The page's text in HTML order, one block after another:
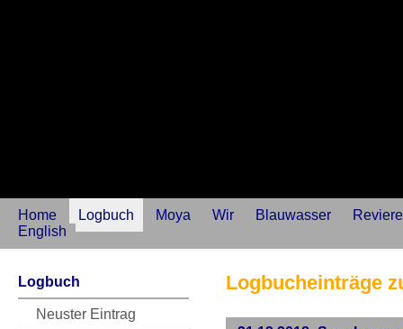
Home Logbuch Moya Wir Blauwasser
Reviere
English
Logbuch
Neuster Eintrag
Logbucheinträge